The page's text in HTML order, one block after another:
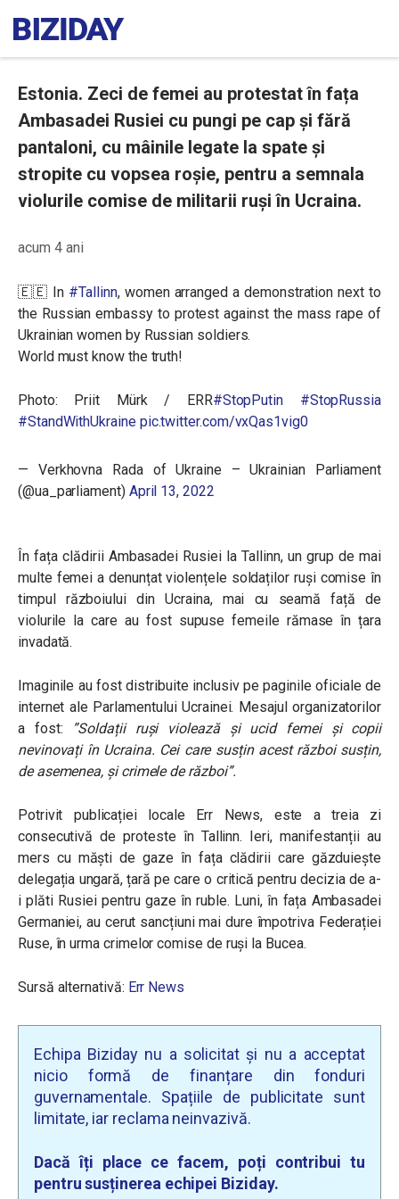
Estonia. Zeci de femei au protestat în fața
Ambasadei Rusiei cu pungi pe cap și fără
pantaloni, cu mâinile legate la spate și
stropite cu vopsea roșie, pentru a semnala
violurile comise de militarii ruși în Ucraina.
acum 4 ani
🇪🇪 In #Tallinn, women arranged a demonstration next to
the Russian embassy to protest against the mass rape of
Ukrainian women by Russian soldiers.
World must know the truth!
Photo: Priit Mürk / ERR#StopPutin
#StopRussia
#StandWithUkraine pic.twitter.com/vxQas1vig0
— Verkhovna Rada of Ukraine – Ukrainian Parliament
(@ua_parliament) April 13, 2022
În fața clădirii Ambasadei Rusiei la Tallinn, un grup de mai
multe femei a denunțat violențele soldaților ruși comise în
timpul războiului din Ucraina, mai cu seamă față de
violurile la care au fost supuse femeile rămase în țara
invadată.
Imaginile au fost distribuite inclusiv pe paginile oficiale de
internet ale Parlamentului Ucrainei. Mesajul organizatorilor
a fost: ”Soldații ruși violează și ucid femei și copii
nevinovați în Ucraina. Cei care susțin acest război susțin,
de asemenea, și crimele de război”.
Potrivit publicației locale Err News, este a treia zi
consecutivă de proteste în Tallinn. Ieri, manifestanții au
mers cu măști de gaze în fața clădirii care găzduiește
delegația ungară, țară pe care o critică pentru decizia de a-
i plăti Rusiei pentru gaze în ruble. Luni, în fața Ambasadei
Germaniei, au cerut sancțiuni mai dure împotriva Federației
Ruse, în urma crimelor comise de ruși la Bucea.
Sursă alternativă: Err News
Echipa Biziday nu a solicitat și nu a acceptat
nicio formă de finanțare din fonduri
guvernamentale. Spațiile de publicitate sunt
limitate, iar reclama neinvazivă.
Dacă îți place ce facem, poți contribui tu
pentru susținerea echipei Biziday.